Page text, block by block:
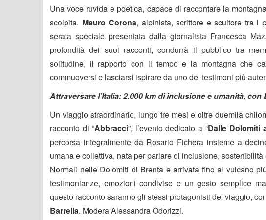
Una voce ruvida e poetica, capace di raccontare la
scolpita. Mauro Corona, alpinista, scrittore e scultore tra i
serata speciale presentata dalla giornalista Francesca
profondità dei suoi racconti, condurrà il pubblico tra
solitudine, il rapporto con il tempo e la montagna che
commuoversi e lasciarsi ispirare da uno dei testimoni più
Attraversare l’Italia: 2.000 km di inclusione e umanità, con
Un viaggio straordinario, lungo tre mesi e oltre duemila
racconto di “Abbracci”, l’evento dedicato a “Dalle Dolomiti
percorsa integralmente da Rosario Fichera insieme a
umana e collettiva, nata per parlare di inclusione,
Normali nelle Dolomiti di Brenta e arrivata fino al vulcano
testimonianze, emozioni condivise e un gesto semplice
questo racconto saranno gli stessi protagonisti del viaggio,
Barrella. Modera Alessandra Odorizzi.